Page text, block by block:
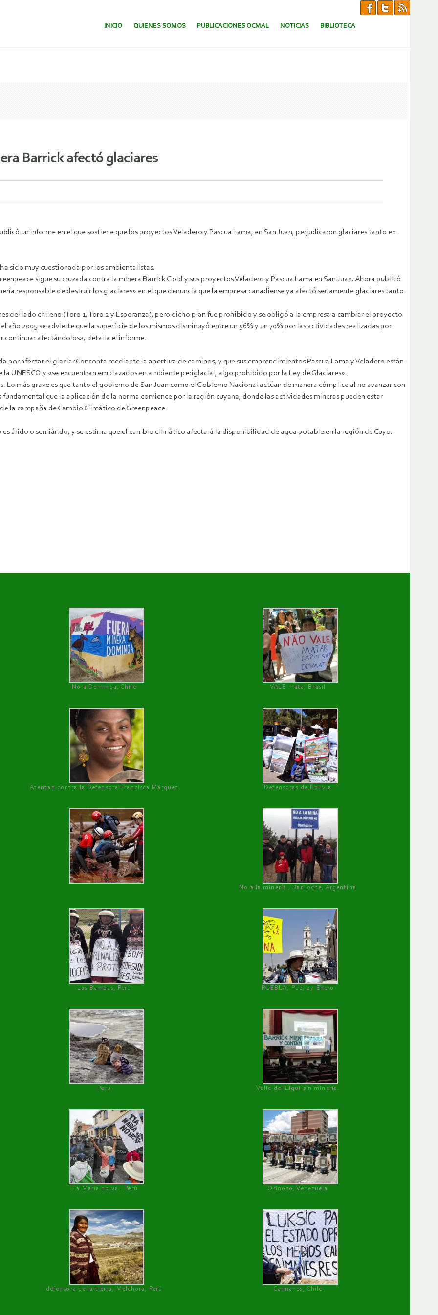
SALTAR AL CONTENIDO.
INICIO QUIENES SOMOS PUBLICACIONES OCMAL NOTICIAS BIBLIOTECA
Barrick afectó glaciares
un informe en el que sostiene que los proyectos Veladero y Pascua Lama, en San Juan, perjudicaron glaciares tanto en
sido muy cuestionada por los ambientalistas.
sigue su cruzada contra la minera Barrick Gold y sus proyectos Veladero y Pascua Lama en San Juan. Ahora publicó
responsable de destruir los glaciares» en el que denuncia que la empresa canadiense ya afectó seriamente glaciares tanto
del lado chileno (Toro 1, Toro 2 y Esperanza), pero dicho plan fue prohibido y se obligó a la empresa a cambiar el proyecto
año 2005 se advierte que la superficie de los mismos disminuyó entre un 56% y un 70% por las actividades realizadas por
continuar afectándolos», detalla el informe.
por afectar el glaciar Conconta mediante la apertura de caminos, y que sus emprendimientos Pascua Lama y Veladero están
UNESCO y «se encuentran emplazados en ambiente periglacial, algo prohibido por la Ley de Glaciares».
más grave es que tanto el gobierno de San Juan como el Gobierno Nacional actúan de manera cómplice al no avanzar con
que la aplicación de la norma comience por la región cuyana, donde las actividades mineras pueden estar
la campaña de Cambio Climático de Greenpeace.
árido o semiárido, y se estima que el cambio climático afectará la disponibilidad de agua potable en la región de Cuyo.
No a Dominga, Chile
VALE mata, Brasil
Atentan contra la Defensora Francisca Márquez Defensoras de Bolivia
No a la minería , Bariloche, Argentina
Las Bambas, Perú PUEBLA, Pue, 27 Enero
Perú Valle del Elqui sin minería.
Tía María no va ! Perú Orinoco, Venezuela
defensora de la tierra, Melchora, Perú Caimanes, Chile